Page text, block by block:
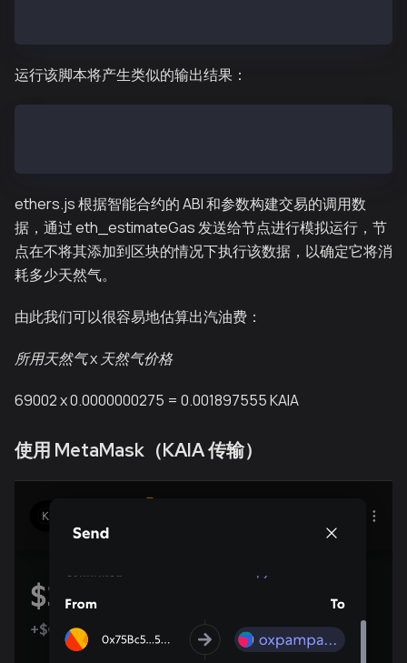
运行该脚本将产生类似的输出结果：
ethers.js 根据智能合约的 ABI 和参数构建交易的调用数
据，通过 eth_estimateGas 发送给节点进行模拟运行，节
点在不将其添加到区块的情况下执行该数据，以确定它将消
耗多少天然气。
由此我们可以很容易地估算出汽油费：
所用天然气x 天然气价格
69002 x 0.0000000275 = 0.001897555 KAIA
使用 MetaMask（KAIA 传输）